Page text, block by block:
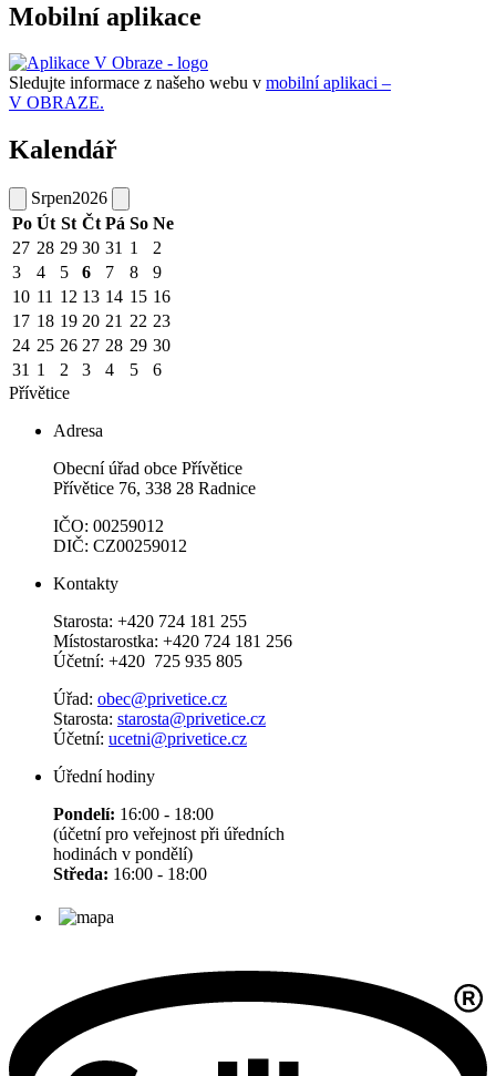
Mobilní aplikace
Sledujte informace z našeho webu v mobilní aplikaci –
V OBRAZE.
Kalendář
Srpen2026
Po Út St Čt Pá So Ne
27 28 29 30 31 1
2
3
4 5 6 7 8
9
10 11 12 13 14 15 16
17 18 19 20 21 22 23
24 25 26 27 28 29 30
31 1 2 3 4 5
6
Přívětice
Adresa
Obecní úřad obce Přívětice
Přívětice 76, 338 28 Radnice
IČO: 00259012
DIČ: CZ00259012
Kontakty
Starosta: +420 724 181 255
Místostarostka: +420 724 181 256
Účetní: +420 725 935 805
Úřad: obec@privetice.cz
Starosta: starosta@privetice.cz
Účetní: ucetni@privetice.cz
Úřední hodiny
Pondelí: 16:00 - 18:00
(účetní pro veřejnost při úředních
hodinách v pondělí)
Středa: 16:00 - 18:00